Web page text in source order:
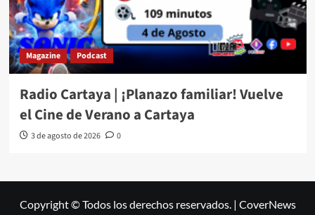
Magazine Podcast
Radio Cartaya | ¡Planazo familiar! Vuelve
el Cine de Verano a Cartaya
3 de agosto de 2026 0
Copyright © Todos los derechos reservados. | CoverNews